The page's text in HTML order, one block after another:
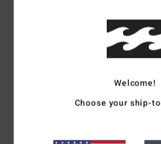
4-Way-Stretch-Quad-
Schnelltrocknendes Micro Repel
Chino-Style mit Reißverschluss
Label mit Schriftzug über der
Welcome!
Choose your ship-